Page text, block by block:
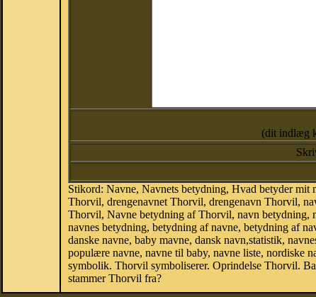
(dit indlæg
Stikord: Navne, Navnets betydning, Hvad betyder
Thorvil, drengenavnet Thorvil, drengenavn Thorvil,
Thorvil, Navne betydning af Thorvil, navn betydning,
navnes betydning, betydning af navne, betydning af
danske navne, baby mavne, dansk navn,statistik,
populære navne, navne til baby, navne liste, nordiske
symbolik. Thorvil symboliserer. Oprindelse Thorvil.
stammer Thorvil fra?